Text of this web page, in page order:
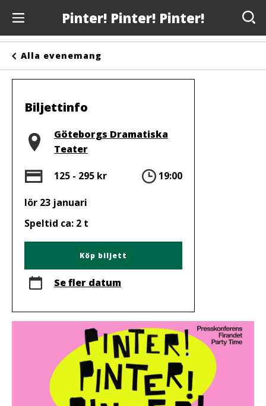
Pinter! Pinter! Pinter!
Anslagstavlan
Arrangörer
Kontakta oss
Alla evenemang
Biljettinfo
Plats
Göteborgs Dramatiska
Teater
Pris
125 - 295 kr Tid
19:00
lör 23 januari
Speltid ca: 2 t
Köp biljett
Se fler datum